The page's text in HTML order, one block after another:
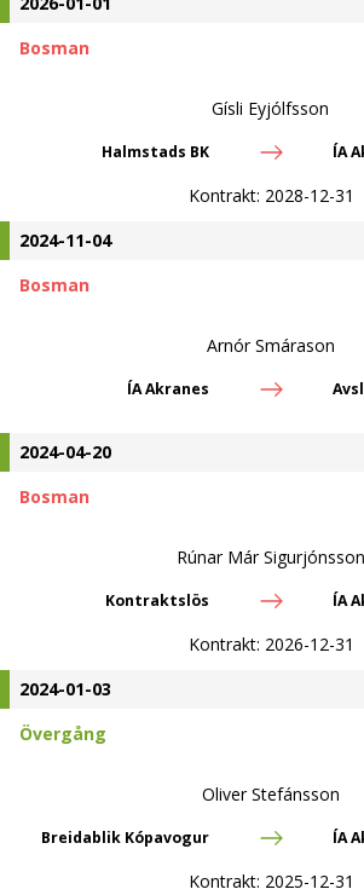
Bosman
Gísli Eyjólfsson
Halmstads BK ÍA
Kontrakt: 2028-12-31
2024-11-04
Bosman
Arnór Smárason
ÍA Akranes
2024-04-20
Bosman
Rúnar Már Sigurjónsson
Kontraktslös ÍA
Kontrakt: 2026-12-31
2024-01-03
Övergång
Oliver Stefánsson
Breidablik Kópavogur ÍA
Kontrakt: 2025-12-31